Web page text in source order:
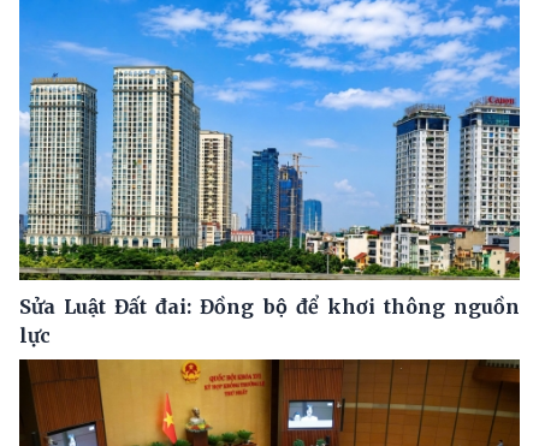
Sửa Luật Đất đai: Đồng bộ để khơi thông nguồn
lực